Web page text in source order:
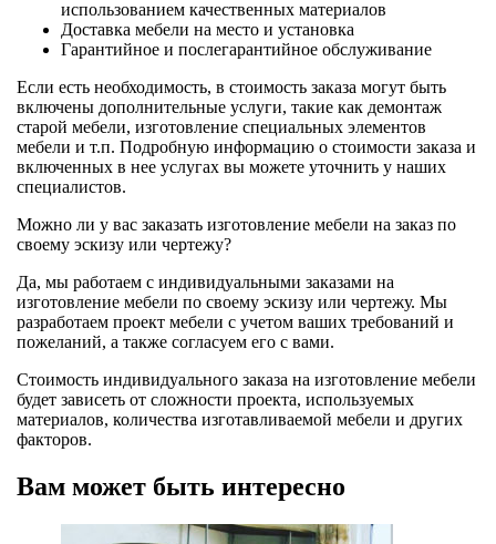
использованием качественных материалов
Доставка мебели на место и установка
Гарантийное и послегарантийное обслуживание
Если есть необходимость, в стоимость заказа могут быть
включены дополнительные услуги, такие как демонтаж
старой мебели, изготовление специальных элементов
мебели и т.п. Подробную информацию о стоимости заказа и
включенных в нее услугах вы можете уточнить у наших
специалистов.
Можно ли у вас заказать изготовление мебели на заказ по
своему эскизу или чертежу?
Да, мы работаем с индивидуальными заказами на
изготовление мебели по своему эскизу или чертежу. Мы
разработаем проект мебели с учетом ваших требований и
пожеланий, а также согласуем его с вами.
Стоимость индивидуального заказа на изготовление мебели
будет зависеть от сложности проекта, используемых
материалов, количества изготавливаемой мебели и других
факторов.
Вам может быть интересно